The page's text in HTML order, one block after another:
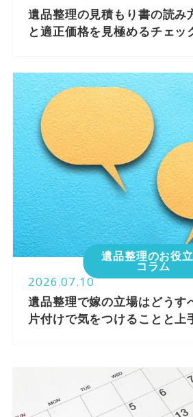
遺品整理の見積もり書の読み
と適正価格を見極めるチェッ
遺品整理のお役
コラム
2026.07.10
遺品整理で嫁の立場はどうす
片付けで気をつけることと上